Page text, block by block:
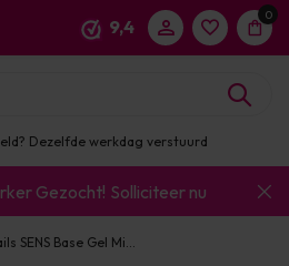
9,4
0
Dezelfde werkdag verstuurd
Gezocht! Solliciteer nu
SENS Base Gel Mi...